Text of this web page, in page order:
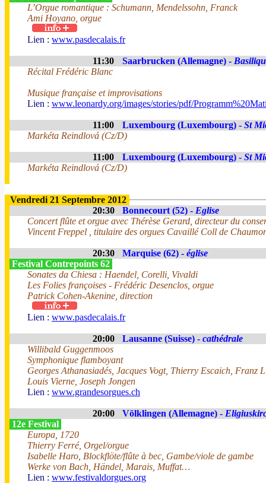
L’Orgue romantique : Schumann, Mendelssohn, Franck
Ami Hoyano, orgue
Lien : www.pasdecalais.fr
11:30 Saarbrucken (Allemagne) -
Récital Frédéric Blanc
Musique française et improvisations
Lien : www.leonardy.org/images/stories/pdf/
11:00 Luxembourg (Luxembourg) - St
Markéta Reindlová (Cz/D)
11:00 Luxembourg (Luxembourg) - St
Markéta Reindlová (Cz/D)
Vendredi 21 Septembre 2012
20:30
Bonnecourt (52) - Eglise
Concert flûte et orgue avec Thérèse Gerard, directeur du
Vincent Freppel , titulaire des orgues Cavaillé Coll de
20:30 Marquise (62) - église
Festival Contrepoints 62
Sonates da Chiesa : Haendel, Corelli, Vivaldi
Les Folies françoises - Frédéric Desenclos, orgue
Patrick Cohen-Akenine, direction
Lien : www.pasdecalais.fr
20:00 Lausanne (Suisse) - cathédrale
Willibald Guggenmoos
Symphonique flamboyant
Georges Athanasiadés, Jacques Vogt, Thierry Escaich, Franz
Louis Vierne, Joseph Jongen
Lien : www.grandesorgues.ch
20:00 Völklingen (Allemagne) -
12e Festival
Europa, 1720
Thierry Ferré, Orgel/orgue
Isabelle Haro, Blockflöte/flûte à bec, Gambe/viole de gambe
Werke von Bach, Händel, Marais, Muffat…
Lien : www.festivaldorgues.org